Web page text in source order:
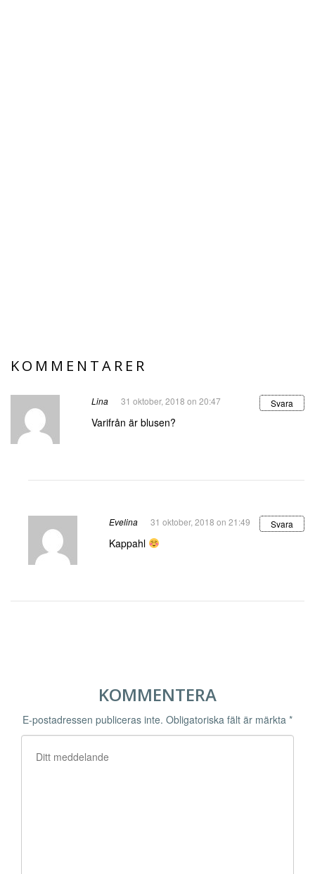
KOMMENTARER
Lina 31 oktober, 2018 on 20:47 Svara
Varifrån är blusen?
Evelina 31 oktober, 2018 on 21:49 Svara
Kappahl
KOMMENTERA
E-postadressen publiceras inte. Obligatoriska fält är märkta *